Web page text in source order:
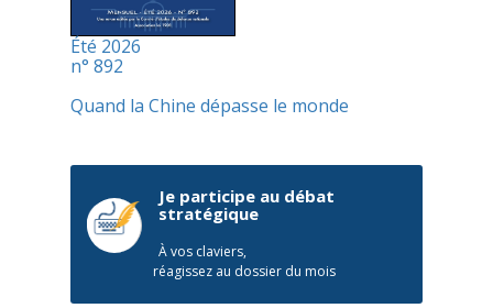
Été 2026
n° 892
Quand la Chine dépasse le monde
Je participe au débat
stratégique
À vos claviers,
réagissez au dossier du mois